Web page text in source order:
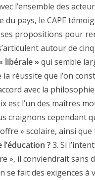
l’ensemble des
pays, le CAPE
propositions pour
autour de cinq
libérale »qui semble
réussite que l’on
avec la
est l’un des maîtres
craignons cependant
» scolaire, ainsi
?3. Si
», il conviendrait sans
se fait des exigences à